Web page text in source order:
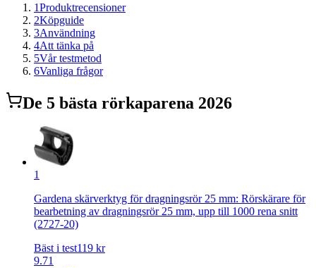
1Produktrecensioner
2Köpguide
3Användning
4Att tänka på
5Vår testmetod
6Vanliga frågor
De 5 bästa rörkaparena 2026
1
Gardena skärverktyg för dragningsrör 25 mm: Rörskärare för
bearbetning av dragningsrör 25 mm, upp till 1000 rena snitt
(2727-20)
Bäst i test119 kr
9.71